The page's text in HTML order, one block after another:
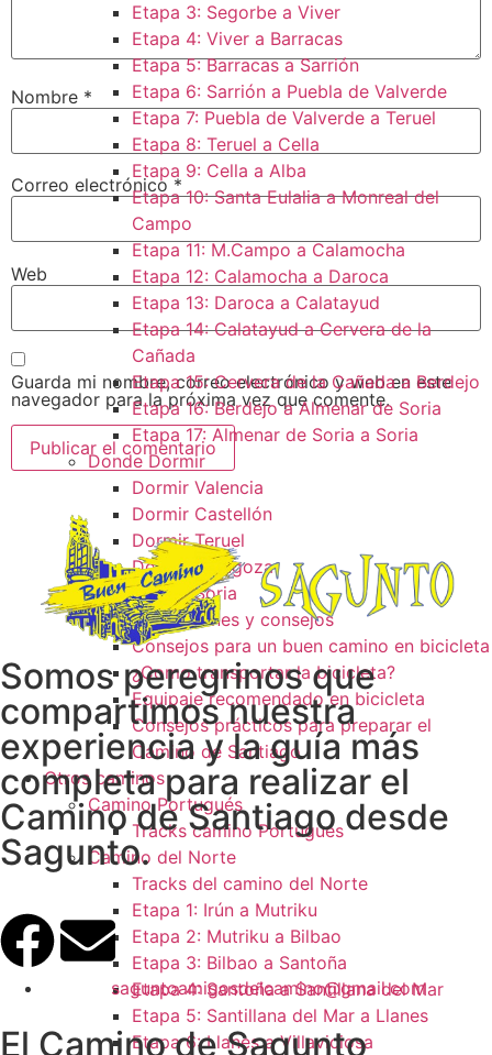
Etapa 3: Segorbe a Viver
Etapa 4: Viver a Barracas
Etapa 5: Barracas a Sarrión
Etapa 6: Sarrión a Puebla de Valverde
Etapa 7: Puebla de Valverde a Teruel
Etapa 8: Teruel a Cella
Etapa 9: Cella a Alba
Etapa 10: Santa Eulalia a Monreal del
Campo​
Etapa 11: M.Campo a Calamocha​
Etapa 12: Calamocha a Daroca ​
Etapa 13: Daroca a Calatayud
Etapa 14: Calatayud a Cervera de la
Cañada​
Etapa 15: Cervera de la Cañada a Berdejo
Etapa 16: Berdejo a Almenar de Soria
Etapa 17: Almenar de Soria a Soria ​
Donde Dormir
Dormir Valencia
Dormir Castellón
Dormir Teruel
Dormir Zaragoza
Dormir Soria
Recomendaciones y consejos
Consejos para un buen camino en bicicleta
¿Como transportar la bicicleta?
Equipaje recomendado en bicicleta
Consejos prácticos para preparar el
Camino de Santiago
Otros caminos
Camino Portugués
Tracks camino Portugués
Camino del Norte
Tracks del camino del Norte
Etapa 1: Irún a Mutriku
Etapa 2: Mutriku a Bilbao
Etapa 3: Bilbao a Santoña
Etapa 4: Santoña a Santillana del Mar
Etapa 5: Santillana del Mar a Llanes
Etapa 6: Llanes a Villaviciosa
Nombre *
Correo electrónico *
Web
Guarda mi nombre, correo electrónico y web en este
navegador para la próxima vez que comente.
Somos peregrinos que
compartimos nuestra
experiencia y la guía más
completa para realizar el
Camino de Santiago desde
Sagunto.
saguntoamigosdelcamino@gmail.com
El Camino de Sagunto